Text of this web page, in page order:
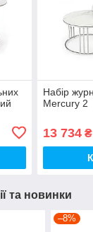
Набір
Mercury 2
13 734₴
та новинки
–8%